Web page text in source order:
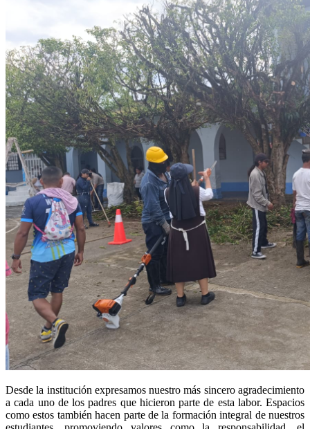
Desde la institución expresamos nuestro más sincero agradecimiento
a cada uno de los padres que hicieron parte de esta labor. Espacios
como estos también hacen parte de la formación integral de nuestros